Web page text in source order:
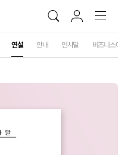
연설 안내 인사말 비즈니스